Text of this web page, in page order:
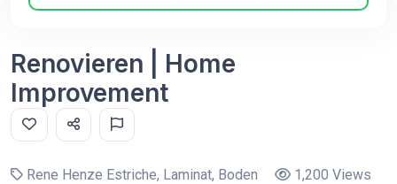
Renovieren | Home
Improvement
Rene Henze Estriche, Laminat, Boden
1,200 Views